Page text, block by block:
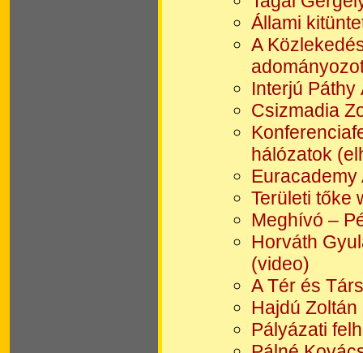
Állami
A
Interjú Páthy
Csizmadia
hálózatok
Euracademy
Területi tőke
Meghívó –
Horváth
(video)
A Tér és
Hajdú
Pályázati